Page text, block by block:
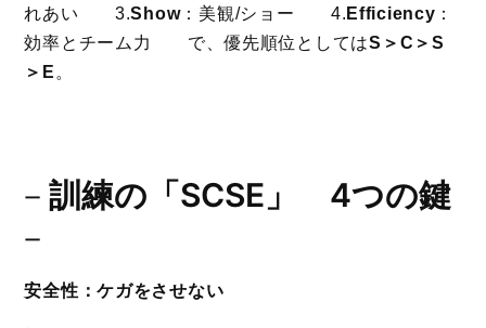
れあい 3.Show：美観/ショー 4. Efficiency ：
効率とチーム力 で、優先順位としてはS＞C＞S
＞E 。
－ 訓練の「SCSE」 4つの鍵
－
安全性：ケガをさせない